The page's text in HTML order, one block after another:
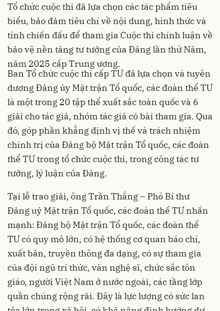
Tổ chức cuộc thi đã lựa chọn các tác phẩm tiêu
biểu, bảo đảm tiêu chí về nội dung, hình thức và
tính chiến đấu để tham gia Cuộc thi chính luận về
bảo vệ nền tảng tư tưởng của Đảng lần thứ Năm,
năm 2025 cấp Trung ương.
Ban Tổ chức cuộc thi cấp TƯ đã lựa chọn và tuyên
dương Đảng ủy Mặt trận Tổ quốc, các đoàn thể TƯ
là một trong 20 tập thể xuất sắc toàn quốc và 6
giải cho tác giả, nhóm tác giả có bài tham gia. Qua
đó, góp phần khẳng định vị thế và trách nhiệm
chính trị của Đảng bộ Mặt trận Tổ quốc, các đoàn
thể TƯ trong tổ chức cuộc thi, trong công tác tư
tưởng, lý luận của Đảng.
Tại lễ trao giải, ông Trần Thắng – Phó Bí thư
Đảng uỷ Mặt trận Tổ quốc, các đoàn thể TƯ nhấn
mạnh: Đảng bộ Mặt trận Tổ quốc, các đoàn thể
TƯ có quy mô lớn, có hệ thống cơ quan báo chí,
xuất bản, truyền thông đa dạng, có sự tham gia
của đội ngũ trí thức, văn nghệ sĩ, chức sắc tôn
giáo, người Việt Nam ở nước ngoài, các tầng lớp
quần chúng rộng rãi. Đây là lực lượng có sức lan